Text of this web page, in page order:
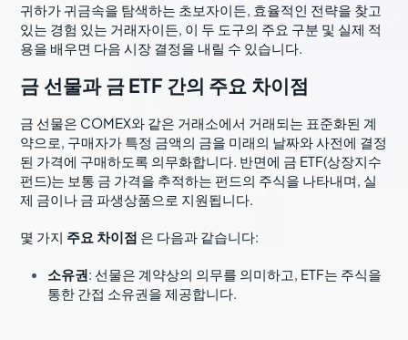
귀하가 귀금속을 탐색하는 초보자이든, 효율적인 전략을 찾고
있는 경험 있는 거래자이든, 이 두 도구의 주요 구분 및 실제 적
용을 배우면 다음 시장 결정을 내릴 수 있습니다.
금 선물과 금 ETF 간의 주요 차이점
금 선물은 COMEX와 같은 거래소에서 거래되는 표준화된 계
약으로, 구매자가 특정 금액의 금을 미래의 날짜와 사전에 결정
된 가격에 구매하도록 의무화합니다. 반면에 금 ETF(상장지수
펀드)는 보통 금 가격을 추적하는 펀드의 주식을 나타내며, 실
제 금이나 금 파생상품으로 지원됩니다.
몇 가지 주요 차이점 은 다음과 같습니다:
소유권: 선물은 계약상의 의무를 의미하고, ETF는 주식을
통한 간접 소유권을 제공합니다.